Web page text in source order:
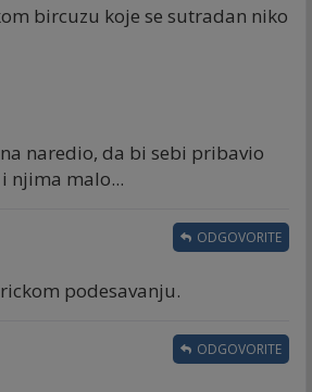
bircuzu koje se sutradan niko
naredio, da bi sebi pribavio
njima malo...
podesavanju.
ODGOVORITE
ODGOVORITE